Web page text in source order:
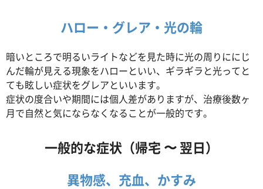
ハロー・グレア・光の輪
暗いところで明るいライトなどを見た時に光の周りににじ
んだ輪が見える現象をハローといい、ギラギラと光ってと
ても眩しい症状をグレアといいます。
症状の度合いや期間には個人差がありますが、治療後数ヶ
月で自然と気にならなくなることが一般的です。
一般的な症状（帰宅 〜 翌日）
異物感、充血、かすみ